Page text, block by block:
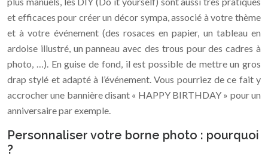
et efficaces pour créer un décor sympa, associé à votre thème
et à votre événement (des rosaces en papier, un tableau en
ardoise illustré, un panneau avec des trous pour des cadres à
photo, …). En guise de fond, il est possible de mettre un gros
drap stylé et adapté à l’événement. Vous pourriez de ce fait y
accrocher une bannière disant « HAPPY BIRTHDAY » pour un
anniversaire par exemple.
Personnaliser votre borne photo : pourquoi
?